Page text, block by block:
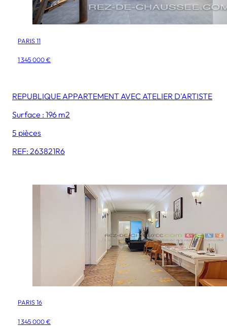
PARIS 11
1 345 000 €
REPUBLIQUE APPARTEMENT AVEC ATELIER D'ARTISTE
Surface : 196 m2
5 pièces
REF: 263821R6
PARIS 16
1 345 000 €